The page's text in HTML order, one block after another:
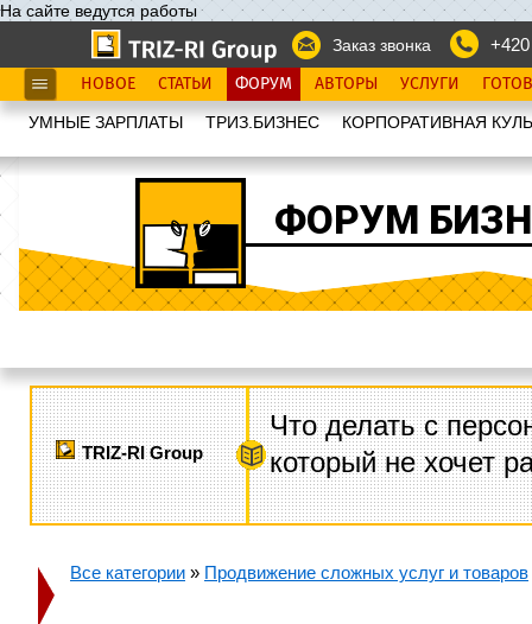
На сайте ведутся работы
Заказ звонка
НОВОЕ СТАТЬИ ФОРУМ АВТОРЫ УСЛУГИ
УМНЫЕ ЗАРПЛАТЫ ТРИЗ.БИЗНЕС КОРПОРАТИВНАЯ
ФОРУМ
TRIZ-RI Group
Что делать с
который не хочет
Все категории » Продвижение сложных услуг и товаров